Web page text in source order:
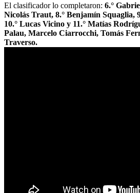
El clasificador lo completaron: 6.°
Nicolás Traut, 8.° Benjamín Squaglia,
10.° Lucas Vicino y 11.° Matías
Palau, Marcelo Ciarrocchi, Tomás
Traverso.